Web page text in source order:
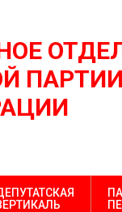
ПАРТИИ